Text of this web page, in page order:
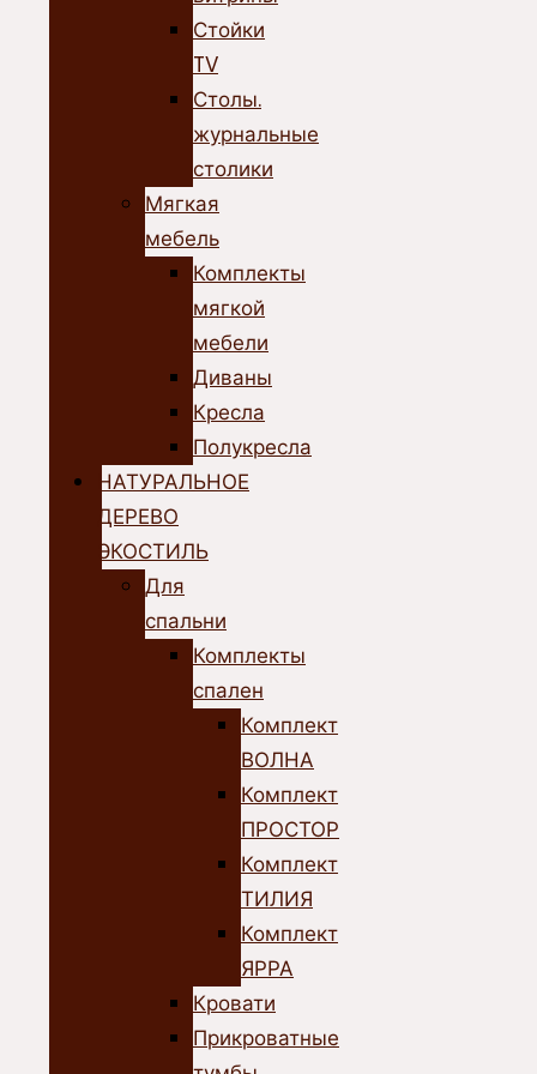
Стойки
TV
Столы.
журнальные
столики
Мягкая
мебель
Комплекты
мягкой
мебели
Диваны
Кресла
Полукресла
НАТУРАЛЬНОЕ
ДЕРЕВО
ЭКОСТИЛЬ
Для
спальни
Комплекты
спален
Комплект
ВОЛНА
Комплект
ПРОСТОР
Комплект
ТИЛИЯ
Комплект
ЯРРА
Кровати
Прикроватные